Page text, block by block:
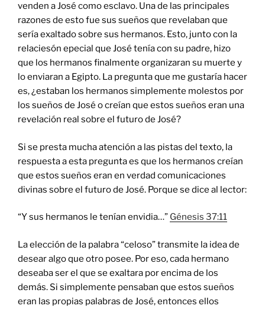
venden a José como esclavo. Una de las principales
razones de esto fue sus sueños que revelaban que
sería exaltado sobre sus hermanos. Esto, junto con la
relaciesón epecial que José tenía con su padre, hizo
que los hermanos finalmente organizaran su muerte y
lo enviaran a Egipto. La pregunta que me gustaría hacer
es, ¿estaban los hermanos simplemente molestos por
los sueños de José o creían que estos sueños eran una
revelación real sobre el futuro de José?
Si se presta mucha atención a las pistas del texto, la
respuesta a esta pregunta es que los hermanos creían
que estos sueños eran en verdad comunicaciones
divinas sobre el futuro de José. Porque se dice al lector:
“Y sus hermanos le tenían envidia…” Génesis 37:11
La elección de la palabra “celoso” transmite la idea de
desear algo que otro posee. Por eso, cada hermano
deseaba ser el que se exaltara por encima de los
demás. Si simplemente pensaban que estos sueños
eran las propias palabras de José, entonces ellos